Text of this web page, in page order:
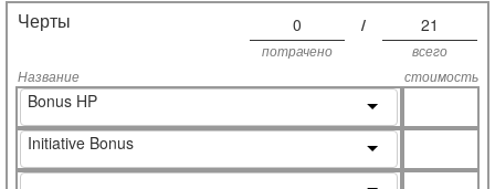
Черты 0 / 21
потрачено
всего
Название
стоимость
Bonus HP
Initiative Bonus